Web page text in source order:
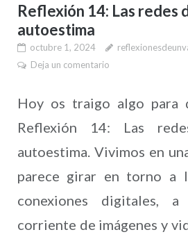
Reflexión 14: Las redes
autoestima
octubre 1, 2024
Deja un comentario
Hoy os traigo algo para
Reflexión 14: Las
autoestima. Vivimos en
parece girar en torno a
conexiones digitales, a
corriente de imágenes y